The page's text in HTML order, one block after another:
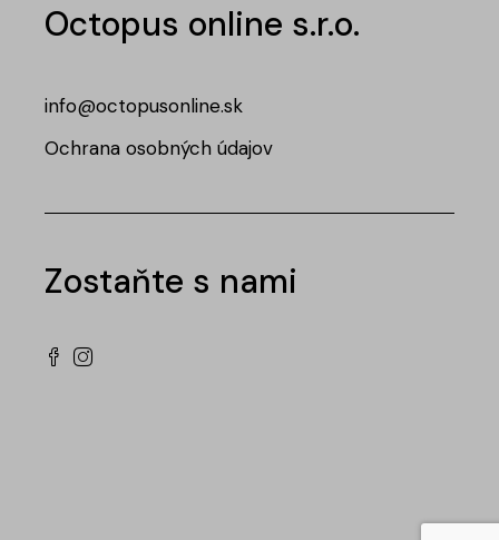
Octopus online s.r.o.
info@octopusonline.sk
Ochrana osobných údajov
Zostaňte s nami